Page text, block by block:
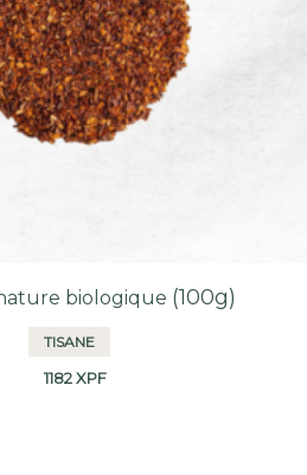
biologique (100g)
TISANE
1182XPF